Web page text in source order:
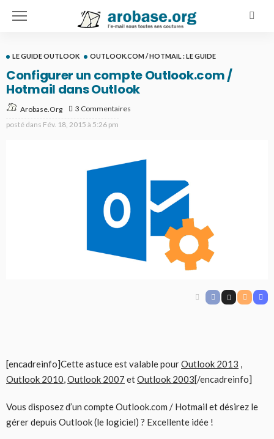
LE GUIDE OUTLOOK OUTLOOK.COM / HOTMAIL : LE GUIDE
Configurer un compte Outlook.com /
Hotmail dans Outlook
Arobase.org
3 Commentaires
posté dans Fév. 18, 2015 à 5:26 pm
[encadreinfo]Cette astuce est valable pourOutlook 2013 ,
Outlook 2010,Outlook 2007 etOutlook 2003[/encadreinfo]
Vous disposez d’un compte Outlook.com / Hotmail et désirez le
gérer depuis Outlook (le logiciel) ? Excellente idée !